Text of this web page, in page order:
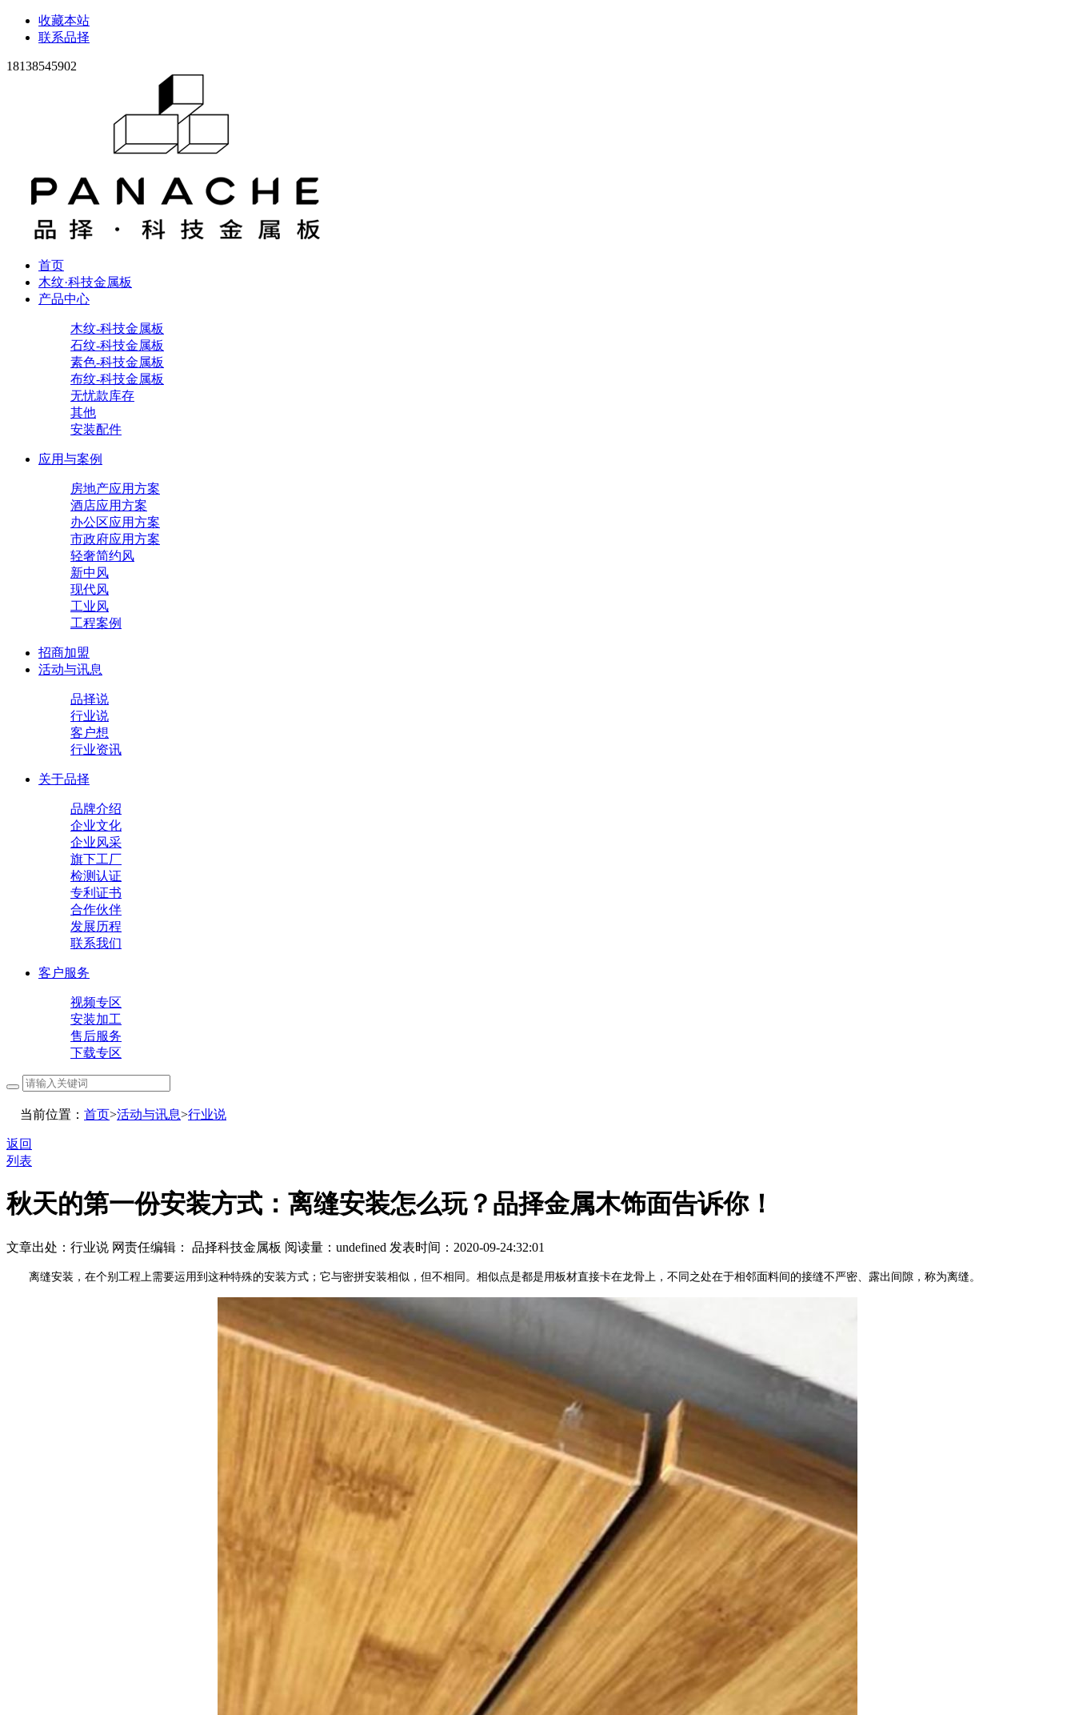
收藏本站
联系品择
18138545902
首页
木纹·科技金属板
产品中心
木纹-科技金属板
石纹-科技金属板
素色-科技金属板
布纹-科技金属板
无忧款库存
其他
安装配件
应用与案例
房地产应用方案
酒店应用方案
办公区应用方案
市政府应用方案
轻奢简约风
新中风
现代风
工业风
工程案例
招商加盟
活动与讯息
品择说
行业说
客户想
行业资讯
关于品择
品牌介绍
企业文化
企业风采
旗下工厂
检测认证
专利证书
合作伙伴
发展历程
联系我们
客户服务
视频专区
安装加工
售后服务
下载专区
当前位置： 首页>活动与讯息>行业说
返回
列表
秋天的第一份安装方式：离缝安装怎么玩？品择金属木饰面告诉你！
文章出处：行业说 网责任编辑： 品择科技金属板 阅读量： undefined 发表时间：2020-09-24:32:01
离缝安装，在个别工程上需要运用到这种特殊的安装方式；它与密拼安装相似，但不相同。相似点是都是用板材直接卡在龙骨上，不同之处在于相邻面料间的接缝不严密、露出间隙，称为离缝。